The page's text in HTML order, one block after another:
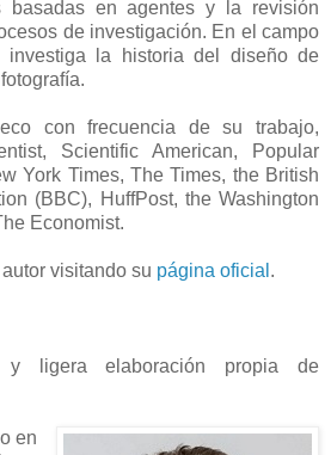
basadas en agentes y la revisión
de investigación. En el campo
investiga la historia del diseño de
con frecuencia de su trabajo,
Scientific American, Popular
York Times, The Times, the British
(BBC), HuffPost, the Washington
Economist.
visitando su página oficial .
y ligera elaboración propia de
en